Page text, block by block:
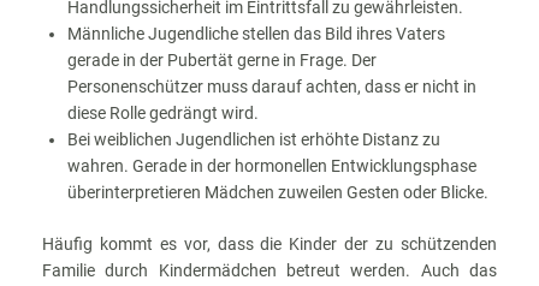
Handlungssicherheit im Eintrittsfall zu gewährleisten.
Männliche Jugendliche stellen das Bild ihres Vaters
gerade in der Pubertät gerne in Frage. Der
Personenschützer muss darauf achten, dass er nicht in
diese Rolle gedrängt wird.
Bei weiblichen Jugendlichen ist erhöhte Distanz zu
wahren. Gerade in der hormonellen Entwicklungsphase
überinterpretieren Mädchen zuweilen Gesten oder Blicke.
Häufig kommt es vor, dass die Kinder der zu schützenden
Familie durch Kindermädchen betreut werden. Auch das